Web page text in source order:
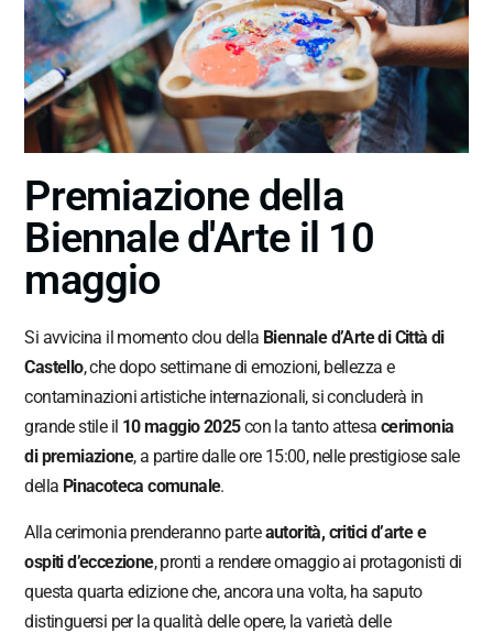
Premiazione della
Biennale d'Arte il 10
maggio
Si avvicina il momento clou della Biennale d’Arte di Città di
Castello, che dopo settimane di emozioni, bellezza e
contaminazioni artistiche internazionali, si concluderà in
grande stile il 10 maggio 2025con la tanto attesa cerimonia
di premiazione, a partire dalle ore 15:00, nelle prestigiose sale
della Pinacoteca comunale.
Alla cerimonia prenderanno parteautorità, critici d’arte e
ospiti d’eccezione, pronti a rendere omaggio ai protagonisti di
questa quarta edizione che, ancora una volta, ha saputo
distinguersi per la qualità delle opere, la varietà delle